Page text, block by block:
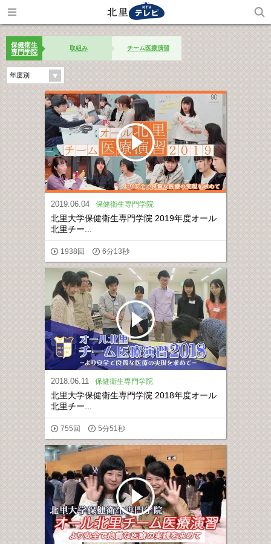
保健衛生
専門学院
取組み チーム医療演習
年度別
2019.06.04 保健衛生専門学院
北里大学保健衛生専門学院 2019年度オール
北里チー...
1938回 6分13秒
2018.06.11 保健衛生専門学院
北里大学保健衛生専門学院 2018年度オール
北里チー...
755回 5分51秒